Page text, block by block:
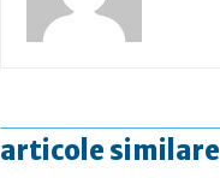
articole similare